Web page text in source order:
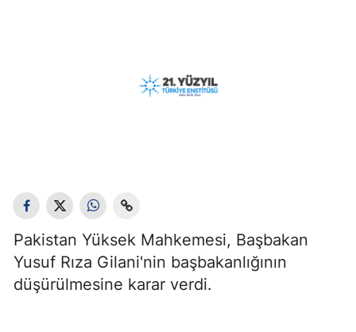
Pakistan Yüksek Mahkemesi, Başbakan
Yusuf Rıza Gilani'nin başbakanlığının
düşürülmesine karar verdi.